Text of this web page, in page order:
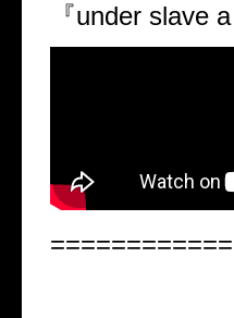
『under slave